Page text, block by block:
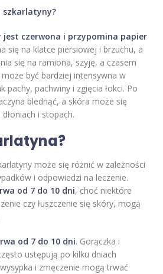
szkarlatyny?
jest czerwona i przypomina papier
się na klatce piersiowej i brzuchu, a
się na ramiona, szyję, a czasem
może być bardziej intensywna w
pachy, pachwiny i zgięcia łokci. Po
blednąć, a skóra może się
dłoniach i stopach.
może się różnić w zależności
i odpowiedzi na leczenie.
od 7 do 10 dni, choć niektóre
czy łuszczenie się skóry, mogą
od 7 do 10 dni. Gorączka i
ustępują po kilku dniach
i zmęczenie mogą trwać